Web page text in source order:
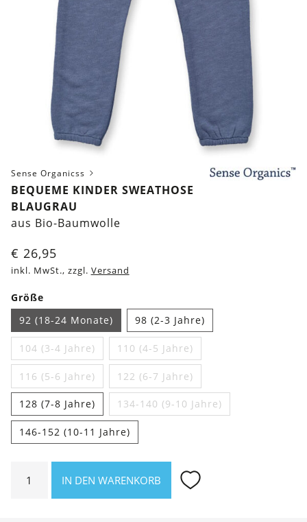
Sense Organicss
BEQUEME KINDER SWEATHOSE
BLAUGRAU
aus Bio-Baumwolle
€ 26,95
inkl. MwSt., zzgl. Versand
Größe
92 (18-24 Monate)
98 (2-3 Jahre)
104 (3-4 Jahre) 110 (4-5 Jahre)
116 (5-6 Jahre) 122 (6-7 Jahre)
128 (7-8 Jahre) 134-140 (9-10 Jahre)
146-152 (10-11 Jahre)
Kinder
Sweathose
IN DEN WARENKORB